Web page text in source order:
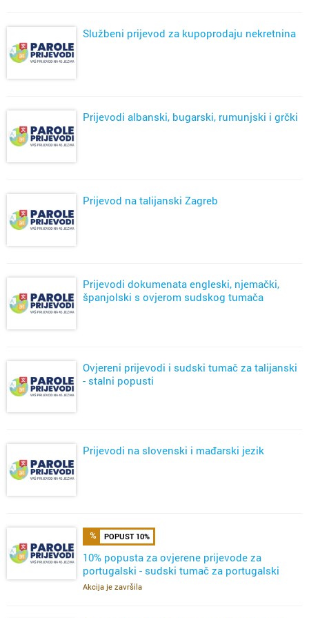
Službeni prijevod za kupoprodaju nekretnina
Prijevodi albanski, bugarski, rumunjski i grčki
Prijevod na talijanski Zagreb
Prijevodi dokumenata engleski, njemački,
španjolski s ovjerom sudskog tumača
Ovjereni prijevodi i sudski tumač za talijanski
- stalni popusti
Prijevodi na slovenski i mađarski jezik
POPUST 10%
10% popusta za ovjerene prijevode za
portugalski - sudski tumač za portugalski
Akcija je završila